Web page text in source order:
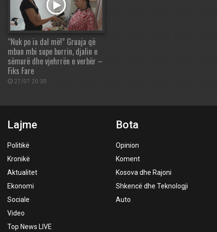
“Nuk po ia dal më!” Gruaja që
mban mbi supe burrin, djalin e
sëmurë dhe vjehrrën e verbër –
Fiks Fare
27/07 20:30
Lajme
Politikë
Kronikë
Aktualitet
Ekonomi
Sociale
Video
Top News LIVE
Bota
Opinion
Koment
Kosova dhe Rajoni
Shkencë dhe Teknologji
Auto